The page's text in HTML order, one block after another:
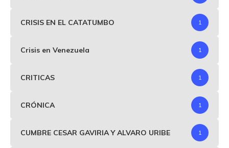
CRISIS EN EL CATATUMBO 1
Crisis en Venezuela 1
CRITICAS 1
CRÓNICA 1
CUMBRE CESAR GAVIRIA Y ALVARO URIBE 1